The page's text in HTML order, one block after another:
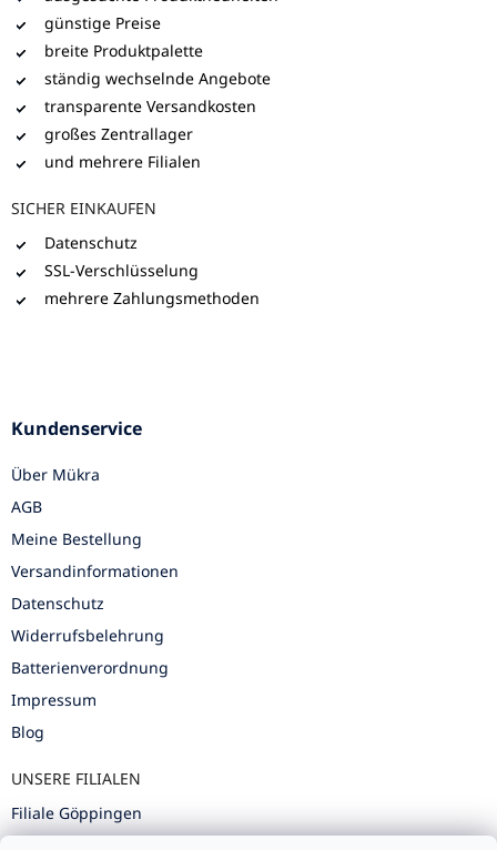
günstige Preise
breite Produktpalette
ständig wechselnde Angebote
transparente Versandkosten
großes Zentrallager
und mehrere Filialen
SICHER EINKAUFEN
Datenschutz
SSL-Verschlüsselung
mehrere Zahlungsmethoden
Kundenservice
Über Mükra
AGB
Meine Bestellung
Versandinformationen
Datenschutz
Widerrufsbelehrung
Batterienverordnung
Impressum
Blog
UNSERE FILIALEN
Filiale Göppingen